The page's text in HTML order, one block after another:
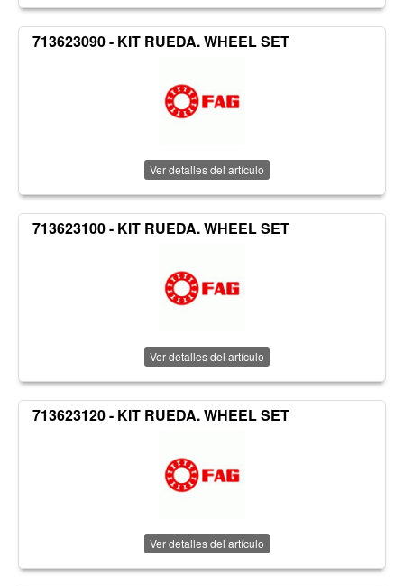
713623090 - KIT RUEDA. WHEEL SET
Ver detalles del artículo
713623100 - KIT RUEDA. WHEEL SET
Ver detalles del artículo
713623120 - KIT RUEDA. WHEEL SET
Ver detalles del artículo